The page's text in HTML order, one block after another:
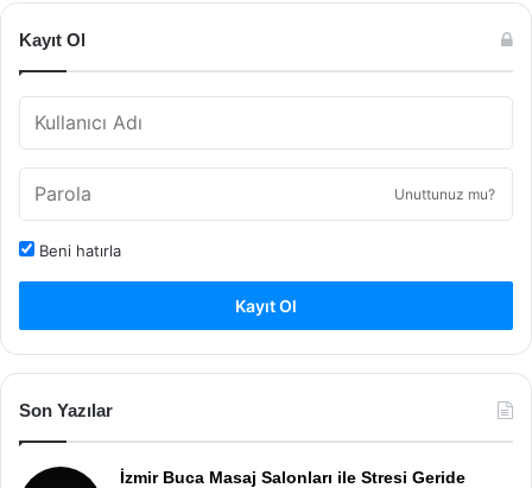
Kayıt Ol
Unuttunuz mu?
Beni hatırla
Kayıt Ol
Son Yazılar
İzmir Buca Masaj Salonları ile Stresi Geride